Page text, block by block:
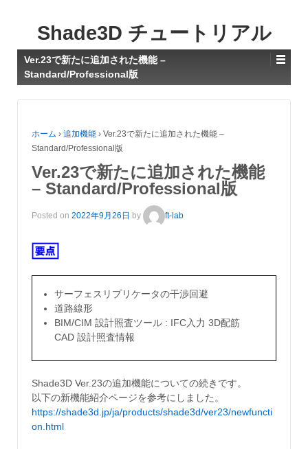
Shade3D チュートリアル
Ver.23で新たに追加された機能 –
Standard/Professional版
ホーム › 追加機能 › Ver.23で新たに追加された機能 –
Standard/Professional版
Ver.23で新たに追加された機能
– Standard/Professional版
Posted on 2022年9月26日 by ft-lab
サーフェスリプリケータの干渉回避
道路線形
BIM/CIM 設計照査ツール : IFC入力 3D配筋
CAD 設計照査情報
Shade3D Ver.23の追加機能についての続きです。
以下の新機能紹介ページを参考にしました。
https://shade3d.jp/ja/products/shade3d/ver23/newfuncti
on.html